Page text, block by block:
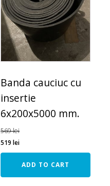
Banda cauciuc cu
insertie
6x200x5000 mm.
569lei
519lei
ADD TO CART